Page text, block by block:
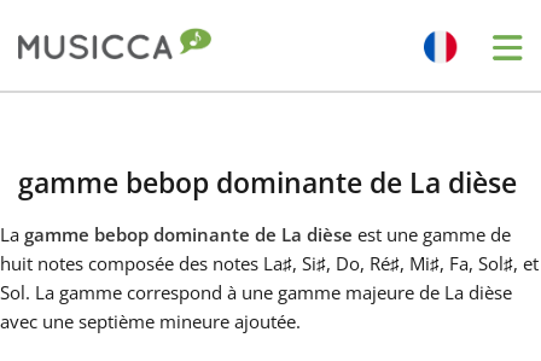
Dansk
gamme bebop dominante de La dièse
La gamme bebop dominante de La dièse est une gamme de
huit notes composée des notes La♯, Si♯, Do, Ré♯, Mi♯, Fa, Sol♯, et
Sol. La gamme correspond à une gamme majeure de La dièse
avec une septième mineure ajoutée.